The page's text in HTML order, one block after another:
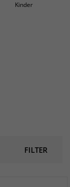
Kinder
FILTER